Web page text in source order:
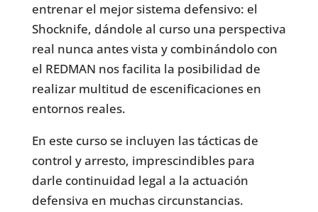
entrenar el mejor sistema defensivo: el
Shocknife, dándole al curso una perspectiva
real nunca antes vista y combinándolo con
el REDMAN nos facilita la posibilidad de
realizar multitud de escenificaciones en
entornos reales.
En este curso se incluyen las tácticas de
control y arresto, imprescindibles para
darle continuidad legal a la actuación
defensiva en muchas circunstancias.